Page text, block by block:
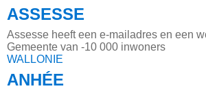
ASSESSE
Assesse heeft een e-mailadres en een
Gemeente van -10 000 inwoners
WALLONIE
ANHÉE